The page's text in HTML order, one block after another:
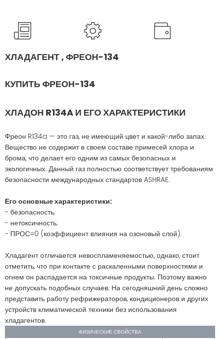
ХЛАДАГЕНТ , ФРЕОН-134
КУПИТЬ ФРЕОН-134
ХЛАДОН R134A И ЕГО ХАРАКТЕРИСТИКИ
Фреон R134a — это газ, не имеющий цвет и какой-либо запах.
Вещество не содержит в своем составе примесей хлора и
брома, что делает его одним из самых безопасных и
экологичных. Данный газ полностью соответствует требованиям
безопасности международных стандартов ASHRAE.
Его основные характеристики:
- безопасность;
- нетоксичность;
- ПРОС=0 (коэффициент влияния на озоновый слой).
Хладагент отличается невоспламеняемостью, однако, стоит
отметить, что при контакте с раскаленными поверхностями и
огнем он распадается на токсичные продукты. Поэтому важно
не допускать подобных случаев. На сегодняшний день сложно
представить работу рефрижераторов, кондиционеров и других
устройств климатической техники без использования
хладагентов.
ФИЗИЧЕСКИЕ СВОЙСТВА